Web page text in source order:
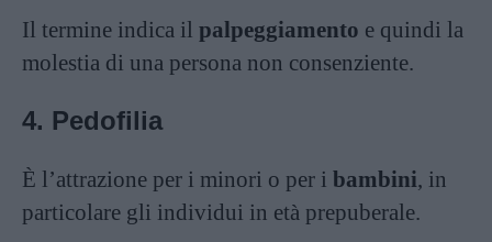
Il termine indica il palpeggiamento e quindi la
molestia di una persona non consenziente.
4. Pedofilia
È l’attrazione per i minori o per i bambini, in
particolare gli individui in età prepuberale.